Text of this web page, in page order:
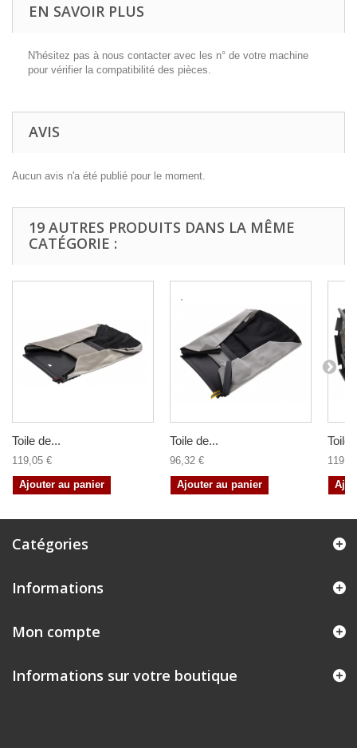
EN SAVOIR PLUS
N'hésitez pas à nous contacter avec les n° de votre machine
pour vérifier la compatibilité des pièces.
AVIS
Aucun avis n'a été publié pour le moment.
19 AUTRES PRODUITS DANS LA MÊME
CATÉGORIE :
Toile de...
119,05 €
Ajouter au panier
Toile de...
96,32 €
Ajouter au panier
Toile
Catégories
Informations
Mon compte
Informations sur votre boutique